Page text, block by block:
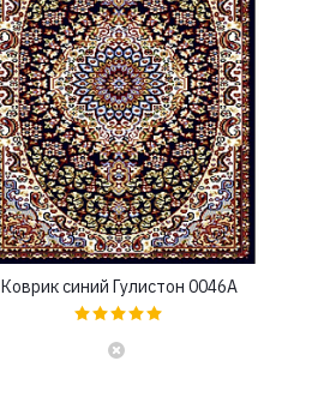
Коврик синий Гулистон 0046A